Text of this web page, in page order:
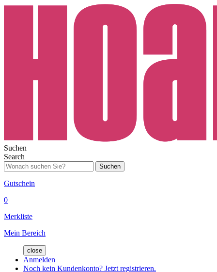
Suchen
Search
Suchen
Gutschein
0
Merkliste
Mein Bereich
close
Anmelden
Noch kein Kundenkonto? Jetzt registrieren.